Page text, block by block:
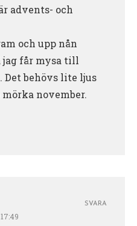
advents- och
och upp nån
jag får mysa till
behövs lite ljus
november.
SVARA